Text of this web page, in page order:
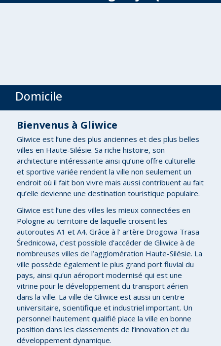
Domicile
Bienvenus à Gliwice
Gliwice est l’une des plus anciennes et des plus belles
villes en Haute-Silésie. Sa riche histoire, son
architecture intéressante ainsi qu’une offre culturelle
et sportive variée rendent la ville non seulement un
endroit où il fait bon vivre mais aussi contribuent au fait
qu’elle devienne une destination touristique populaire.
Gliwice est l’une des villes les mieux connectées en
Pologne au territoire de laquelle croisent les
autoroutes A1 et A4. Grâce à l’ artère Drogowa Trasa
Średnicowa, c’est possible d’accéder de Gliwice à de
nombreuses villes de l’agglomération Haute-Silésie. La
ville possède également le plus grand port fluvial du
pays, ainsi qu'un aéroport modernisé qui est une
vitrine pour le développement du transport aérien
dans la ville. La ville de Gliwice est aussi un centre
universitaire, scientifique et industriel important. Un
personnel hautement qualifié place la ville en bonne
position dans les classements de l’innovation et du
développement dynamique.